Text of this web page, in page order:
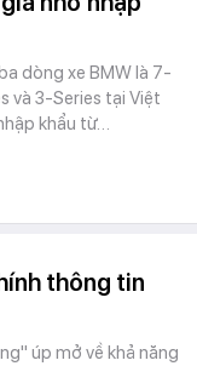
dòng xe BMW là 7-
và 3-Series tại Việt
khẩu từ…
thông tin
úp mở về khả năng